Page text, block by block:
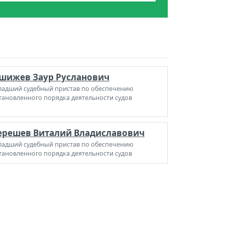
Заур Русланович
судебный пристав по обеспечению
порядка деятельности судов
Виталий Владиславович
судебный пристав по обеспечению
порядка деятельности судов